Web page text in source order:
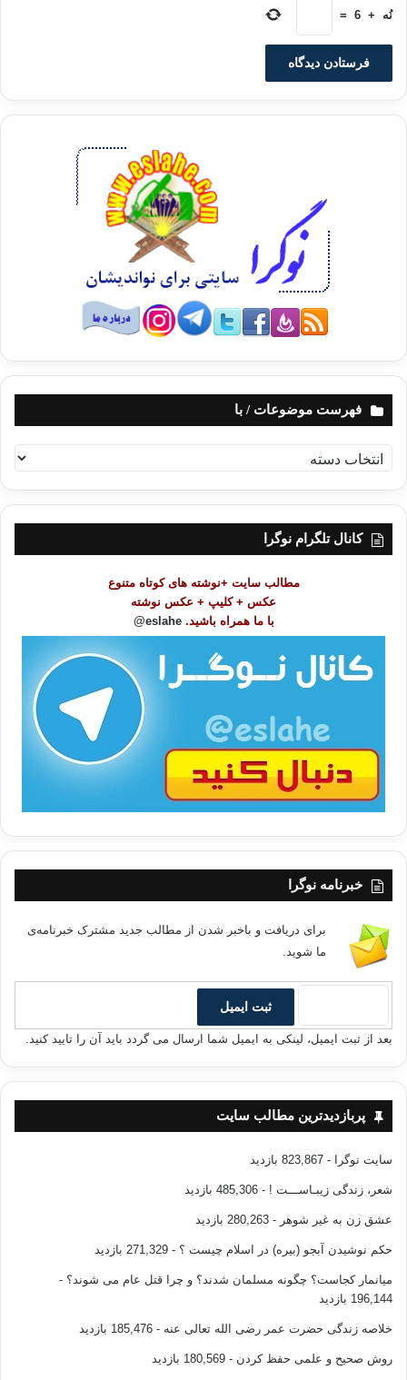
نُه +
6
=
فهرست موضوعات / با
ه
ر
کانال تلگرام نوگرا
مطالب سایت +نوشته های کوتاه متنوع
عکس + کلیپ + عکس نوشته
با ما همراه باشید. eslahe@
خبرنامه نوگرا
برای دریافت و باخبر شدن از مطالب جدید مشترک خبرنامه‌ی
ما شوید.
بعد از ثبت ایمیل، لینکی به ایمیل شما ارسال می گردد باید آن را تایید کنید.
پربازدیدترین مطالب سایت
سایت نوگرا - 823,867 بازدید
شعر، زندگی زیبـاســـت ! - 485,306 بازدید
عشق زن به غیر شوهر - 280,263 بازدید
حکم نوشیدن آبجو (بیره) در اسلام چیست ؟ - 271,329 بازدید
میانمار کجاست؟ چگونه مسلمان شدند؟ و چرا قتل عام می شوند؟ -
196,144 بازدید
خلاصه زندگی حضرت عمر رضی الله تعالی عنه - 185,476 بازدید
روش صحیح و علمی حفظ کردن - 180,569 بازدید